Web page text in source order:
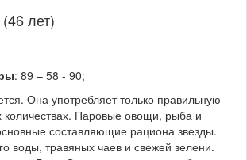
лет)
: 89 – 58 - 90;
Она употребляет только правильную
Паровые овощи, рыба и
составляющие рациона звезды.
воды, травяных чаев и свежей зелени.